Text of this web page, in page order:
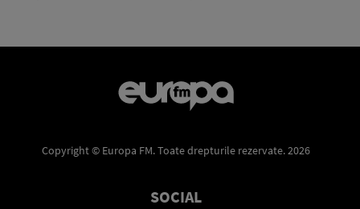
Copyright © Europa FM. Toate drepturile rezervate. 2026
SOCIAL